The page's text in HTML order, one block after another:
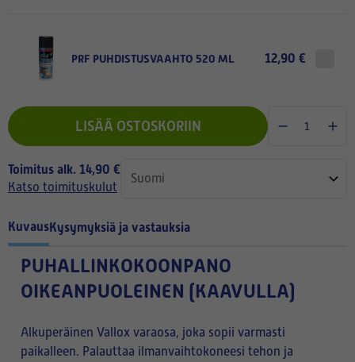
PRF PUHDISTUSVAAHTO 520 ML 12,90 €
LISÄÄ OSTOSKORIIN
Toimitus alk. 14,90 €
Katso toimituskulut
KuvausKysymyksiä ja vastauksia
PUHALLINKOKOONPANO
OIKEANPUOLEINEN (KAAVULLA)
Alkuperäinen Vallox varaosa, joka sopii varmasti
paikalleen. Palauttaa ilmanvaihtokoneesi tehon ja